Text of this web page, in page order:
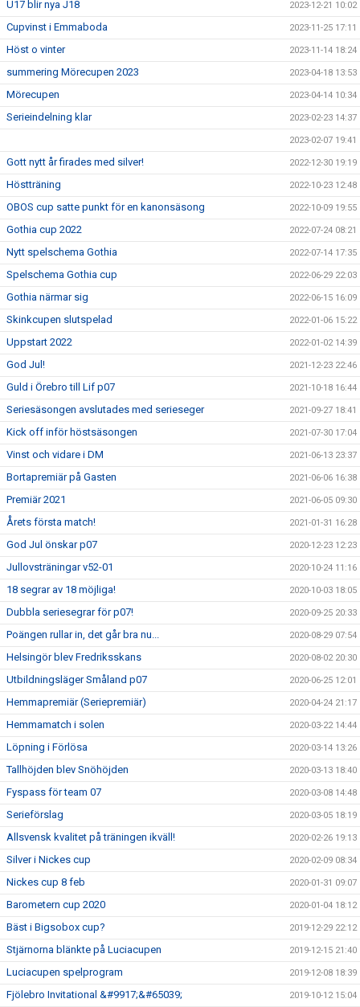
U17 blir nya J18 2023-12-21 10:02
Cupvinst i Emmaboda 2023-11-25 17:11
Höst o vinter 2023-11-14 18:24
summering Mörecupen 2023 2023-04-18 13:53
Mörecupen 2023-04-14 10:34
Serieindelning klar 2023-02-23 14:37
2023-02-07 19:41
Gott nytt år firades med silver! 2022-12-30 19:19
Höstträning 2022-10-23 12:48
OBOS cup satte punkt för en kanonsäsong 2022-10-09 19:55
Gothia cup 2022 2022-07-24 08:21
Nytt spelschema Gothia 2022-07-14 17:35
Spelschema Gothia cup 2022-06-29 22:03
Gothia närmar sig 2022-06-15 16:09
Skinkcupen slutspelad 2022-01-06 15:22
Uppstart 2022 2022-01-02 14:39
God Jul! 2021-12-23 22:46
Guld i Örebro till Lif p07 2021-10-18 16:44
Seriesäsongen avslutades med serieseger 2021-09-27 18:41
Kick off inför höstsäsongen 2021-07-30 17:04
Vinst och vidare i DM 2021-06-13 23:37
Bortapremiär på Gasten 2021-06-06 16:38
Premiär 2021 2021-06-05 09:30
Årets första match! 2021-01-31 16:28
God Jul önskar p07 2020-12-23 12:23
Jullovsträningar v52-01 2020-10-24 11:16
18 segrar av 18 möjliga! 2020-10-03 18:05
Dubbla seriesegrar för p07! 2020-09-25 20:33
Poängen rullar in, det går bra nu... 2020-08-29 07:54
Helsingör blev Fredriksskans 2020-08-02 20:30
Utbildningsläger Småland p07 2020-06-25 12:01
Hemmapremiär (Seriepremiär) 2020-04-24 21:17
Hemmamatch i solen 2020-03-22 14:44
Löpning i Förlösa 2020-03-14 13:26
Tallhöjden blev Snöhöjden 2020-03-13 18:40
Fyspass för team 07 2020-03-08 14:48
Serieförslag 2020-03-05 18:19
Allsvensk kvalitet på träningen ikväll! 2020-02-26 19:13
Silver i Nickes cup 2020-02-09 08:34
Nickes cup 8 feb 2020-01-31 09:07
Barometern cup 2020 2020-01-04 18:12
Bäst i Bigsobox cup? 2019-12-29 22:12
Stjärnorna blänkte på Luciacupen 2019-12-15 21:40
Luciacupen spelprogram 2019-12-08 18:39
Fjölebro Invitational &#9917;&#65039; 2019-10-12 15:04